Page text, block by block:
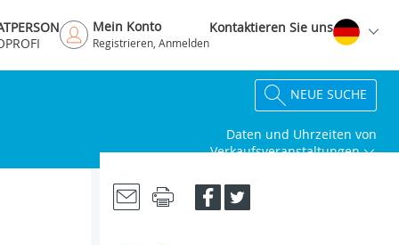
Mein Konto
Registrieren, Anmelden
Kontaktieren Sie uns
NEUE SUCHE
Daten und Uhrzeiten von
Verkaufsveranstaltungen